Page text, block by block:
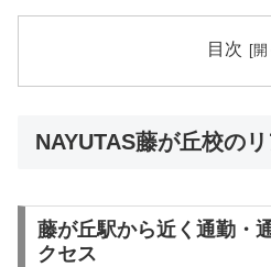
目次
NAYUTAS藤が丘校の
藤が丘駅から近く通勤・
クセス